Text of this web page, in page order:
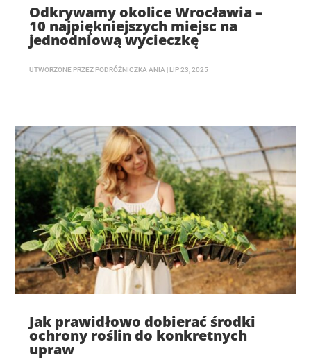
Odkrywamy okolice Wrocławia –
10 najpiękniejszych miejsc na
jednodniową wycieczkę
UTWORZONE PRZEZ PODRÓŻNICZKA ANIA LIP 23, 2025
Jak prawidłowo dobierać środki
ochrony roślin do konkretnych
upraw